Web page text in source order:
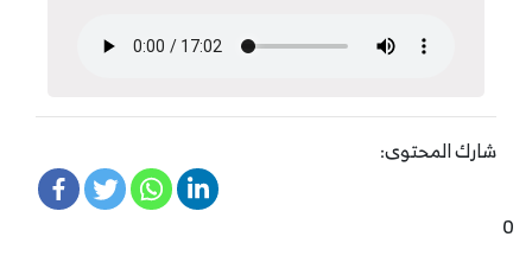
شارك المحتوى:
0